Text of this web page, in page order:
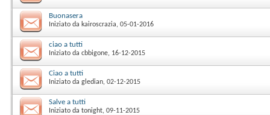
Buonasera
Iniziato da kairoscrazia‎, 05-01-2016
ciao a tutti
Iniziato da cbbigone‎, 16-12-2015
Ciao a tutti
Iniziato da gledian‎, 02-12-2015
Salve a tutti
Iniziato da tonight‎, 09-11-2015